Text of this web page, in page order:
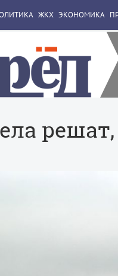
ЖКХ ЭКОНОМИКА